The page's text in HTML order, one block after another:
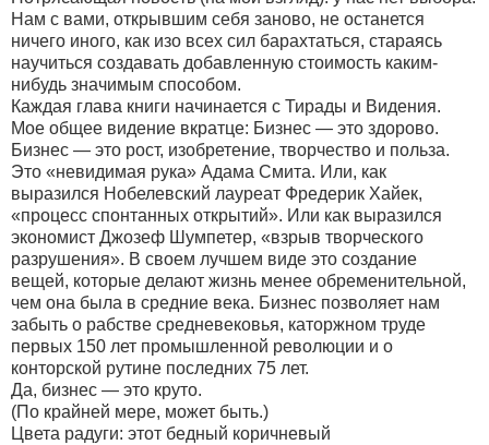
Нам с вами, открывшим себя заново, не останется
ничего иного, как изо всех сил барахтаться, стараясь
научиться создавать добавленную стоимость каким-
нибудь значимым способом.
Каждая глава книги начинается с Тирады и Видения.
Мое общее видение вкратце: Бизнес — это здорово.
Бизнес — это рост, изобретение, творчество и польза.
Это «невидимая рука» Адама Смита. Или, как
выразился Нобелевский лауреат Фредерик Хайек,
«процесс спонтанных открытий». Или как выразился
экономист Джозеф Шумпетер, «взрыв творческого
разрушения». В своем лучшем виде это создание
вещей, которые делают жизнь менее обременительной,
чем она была в средние века. Бизнес позволяет нам
забыть о рабстве средневековья, каторжном труде
первых 150 лет промышленной революции и о
конторской рутине последних 75 лет.
Да, бизнес — это круто.
(По крайней мере, может быть.)
Цвета радуги: этот бедный коричневый